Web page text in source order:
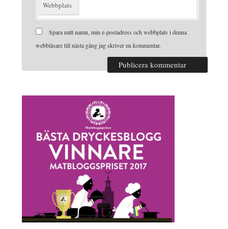
Webbplats
Spara mitt namn, min e-postadress och webbplats i denna
webbläsare till nästa gång jag skriver en kommentar.